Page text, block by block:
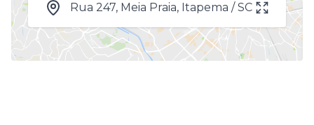
Rua 247, Meia Praia, Itapema / SC